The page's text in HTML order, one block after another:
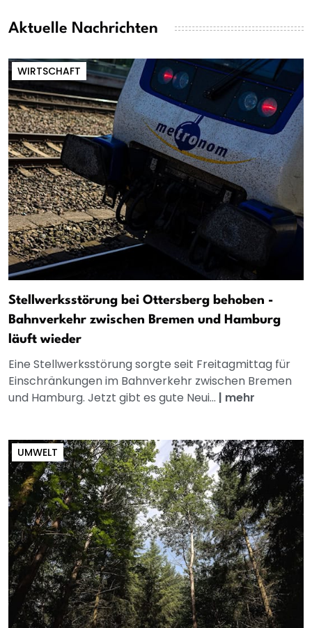
Aktuelle Nachrichten
WIRTSCHAFT
Stellwerksstörung bei Ottersberg behoben -
Bahnverkehr zwischen Bremen und Hamburg
läuft wieder
Eine Stellwerksstörung sorgte seit Freitagmittag für
Einschränkungen im Bahnverkehr zwischen Bremen
und Hamburg. Jetzt gibt es gute Neui... | mehr
UMWELT